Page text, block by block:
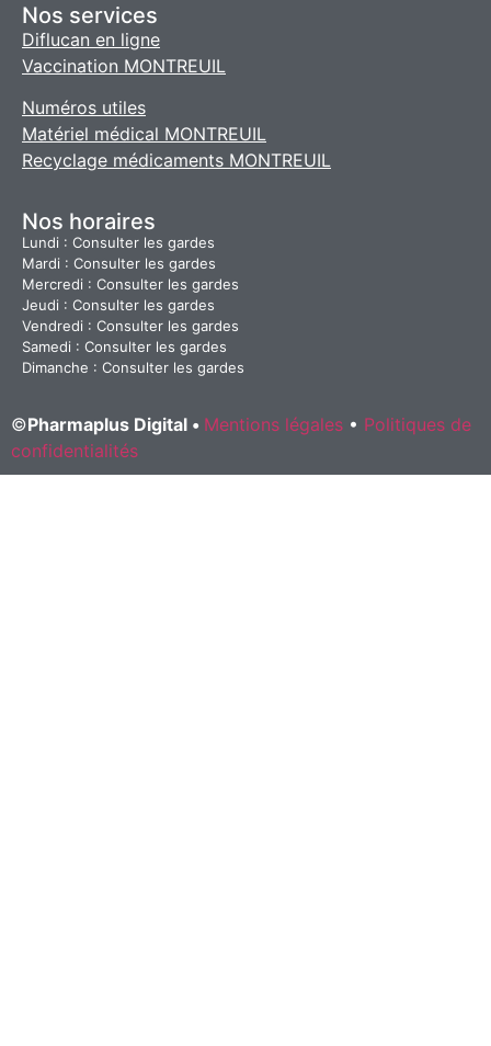
Nos services
Diflucan en ligne
Vaccination MONTREUIL
Numéros utiles
Matériel médical MONTREUIL
Recyclage médicaments MONTREUIL
Nos horaires
Lundi : Consulter les gardes
Mardi : Consulter les gardes
Mercredi : Consulter les gardes
Jeudi : Consulter les gardes
Vendredi : Consulter les gardes
Samedi : Consulter les gardes
Dimanche : Consulter les gardes
©Pharmaplus Digital • Mentions légales • Politiques de
confidentialités